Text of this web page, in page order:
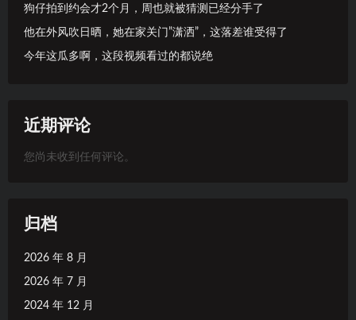
狗仔拍到约会才2个月，周也就被猜测已经分手了
他在外风吹日晒，她在家关门”潇洒”，这落差谁受得了
今年这瓜多啊，这段视频看过的都说绝
近期评论
您尚未收到任何评论。
归档
2026 年 8 月
2026 年 7 月
2024 年 12 月